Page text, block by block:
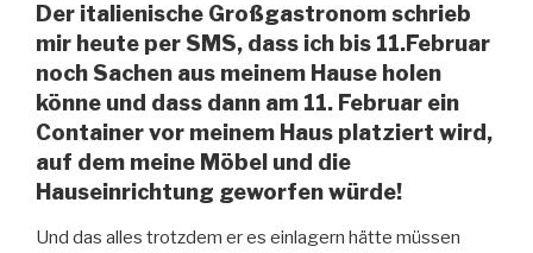
Der italienische Großgastronom schrieb
mir heute per SMS, dass ich bis 11.Februar
noch Sachen aus meinem Hause holen
könne und dass dann am 11. Februar ein
Container vor meinem Haus platziert wird,
auf dem meine Möbel und die
Hauseinrichtung geworfen würde!
Und das alles trotzdem er es einlagern hätte müssen